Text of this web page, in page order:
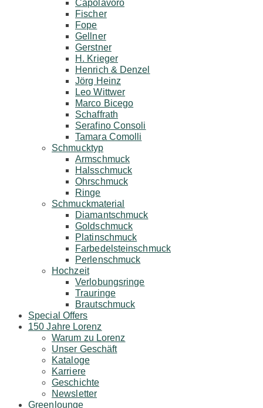
Capolavoro
Fischer
Fope
Gellner
Gerstner
H. Krieger
Henrich & Denzel
Jörg Heinz
Leo Wittwer
Marco Bicego
Schaffrath
Serafino Consoli
Tamara Comolli
Schmucktyp
Armschmuck
Halsschmuck
Ohrschmuck
Ringe
Schmuckmaterial
Diamantschmuck
Goldschmuck
Platinschmuck
Farbedelsteinschmuck
Perlenschmuck
Hochzeit
Verlobungsringe
Trauringe
Brautschmuck
Special Offers
150 Jahre Lorenz
Warum zu Lorenz
Unser Geschäft
Kataloge
Karriere
Geschichte
Newsletter
Greenlounge